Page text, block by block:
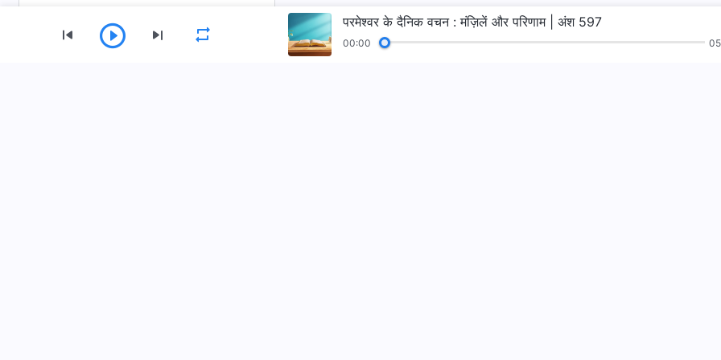
परमेश्वर के दैनिक वचन : मंज़िलें और परिणाम | अंश 597
00:00